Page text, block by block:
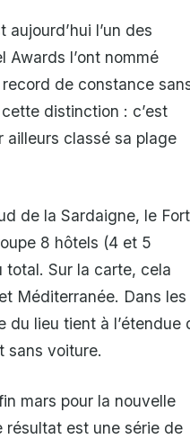
l’un des
Awards l’ont nommé
de constance
distinction : c’est
ailleurs classé sa plage
de la Sardaigne, le
8 hôtels (4 et 5
total. Sur la carte, cela
Méditerranée. Dans les
lieu tient à l’étendue
sans voiture.
mars pour la nouvelle
résultat est une série de